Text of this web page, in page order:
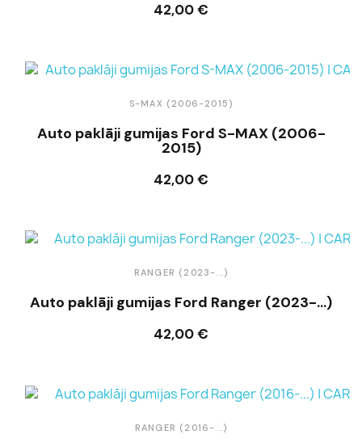
42,00 €
Ielikt grozā
S-MAX (2006-2015)
Auto paklāji gumijas Ford S-MAX (2006-
2015)
42,00 €
Ielikt grozā
RANGER (2023-...)
Auto paklāji gumijas Ford Ranger (2023-...)
42,00 €
Ielikt grozā
RANGER (2016-...)